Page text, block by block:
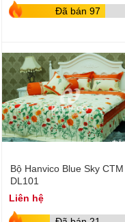
Đã bán 97
Bộ Hanvico Blue Sky CTM
DL101
Liên hệ